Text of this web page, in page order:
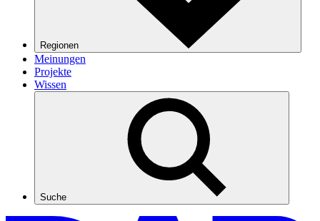
Regionen
Meinungen
Projekte
Wissen
Suche